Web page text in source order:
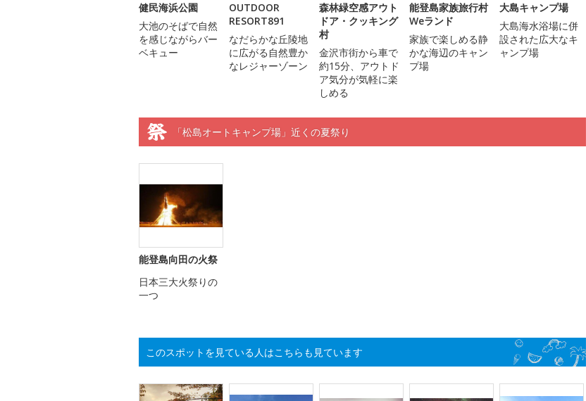
健民海浜公園
大池のそばで自然
を感じながらバー
ベキュー
OUTDOOR
RESORT891
なだらかな丘陵地
に広がる自然豊か
なレジャーゾーン
森林緑空感アウト
ドア・クッキング
村
金沢市街から車で
約15分、アウトド
ア気分が気軽に楽
しめる
能登島家族旅行村
Weランド
家族で楽しめる静
かな海辺のキャン
プ場
大島キャンプ場
大島海水浴場に併
設された広大なキ
ャンプ場
「松島オートキャンプ場」近くの夏祭り
能登島向田の火祭
日本三大火祭りの
一つ
このスポットを見ている人はこちらも見ています